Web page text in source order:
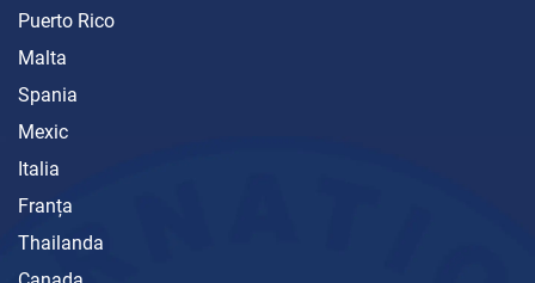
Puerto Rico
Malta
Spania
Mexic
Italia
Franța
Thailanda